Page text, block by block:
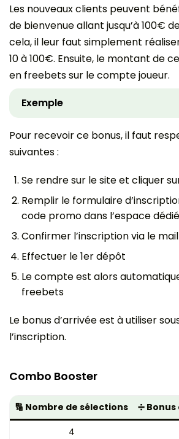
Les nouveaux clients peuvent
de bienvenue allant jusqu’à 100€
cela, il leur faut simplement
10 à 100€. Ensuite, le montant de
en freebets sur le compte joueur.
Exemple
Pour recevoir ce bonus, il faut
suivantes :
Se rendre sur le site et cliquer sur
Remplir le formulaire
code promo dans l’espace dédié
Confirmer l’inscription via le
Effectuer le 1er dépôt
Le compte est alors
freebets
Le bonus d’arrivée est à utiliser
l’inscription.
Combo Booster
🔢 Nombre de sélections
➗
4